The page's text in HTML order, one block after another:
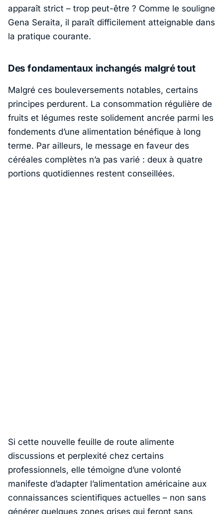
apparaît strict – trop peut-être ? Comme le souligne
Gena Seraita, il paraît difficilement atteignable dans
la pratique courante.
Des fondamentaux inchangés malgré tout
Malgré ces bouleversements notables, certains
principes perdurent. La consommation régulière de
fruits et légumes reste solidement ancrée parmi les
fondements d’une alimentation bénéfique à long
terme. Par ailleurs, le message en faveur des
céréales complètes n’a pas varié : deux à quatre
portions quotidiennes restent conseillées.
Si cette nouvelle feuille de route alimente
discussions et perplexité chez certains
professionnels, elle témoigne d’une volonté
manifeste d’adapter l’alimentation américaine aux
connaissances scientifiques actuelles – non sans
générer quelques zones grises qui feront sans